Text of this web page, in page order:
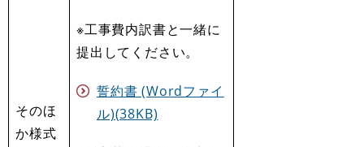
そのほ
か様式
※工事費内訳書と一緒に
提出してください。
誓約書 (Wordファイ
ル)(38KB)